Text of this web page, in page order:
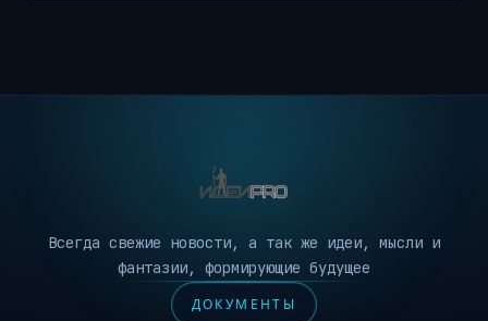
Всегда свежие новости, а так же идеи, мысли и
фантазии, формирующие будущее
ДОКУМЕНТЫ